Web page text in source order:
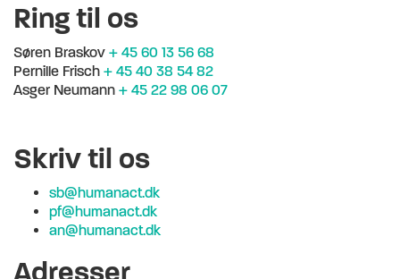
Ring til os
Søren Braskov + 45 60 13 56 68
Pernille Frisch + 45 40 38 54 82
Asger Neumann + 45 22 98 06 07
Skriv til os
sb@humanact.dk
pf@humanact.dk
an@humanact.dk